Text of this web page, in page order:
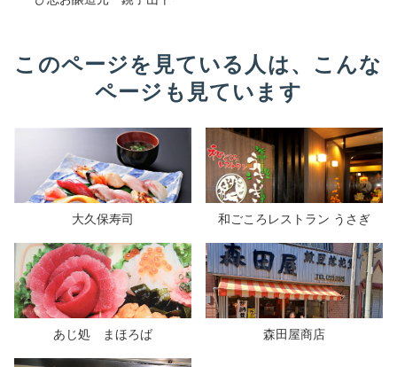
このページを見ている人は、こんな
ページも見ています
大久保寿司 和ごころレストラン うさぎ
あじ処 まほろば 森田屋商店